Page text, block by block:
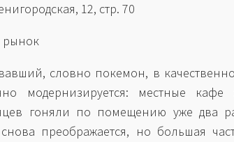
12, стр. 70
рынок
словно покемон, в
модернизируется: местные кафе
гоняли по помещению уже два
преображается, но большая